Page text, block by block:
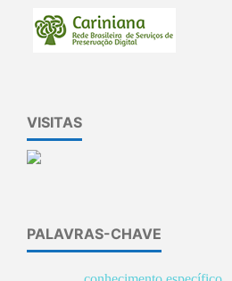
VISITAS
PALAVRAS-CHAVE